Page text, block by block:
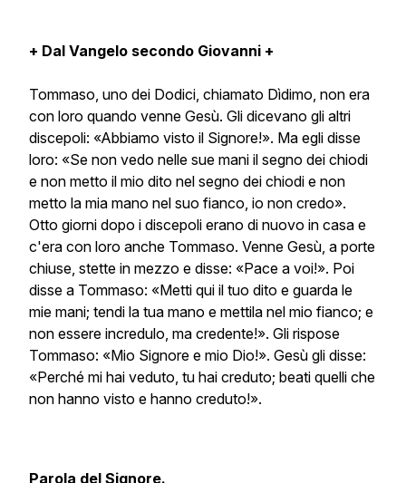
+ Dal Vangelo secondo Giovanni +
Tommaso, uno dei Dodici, chiamato Dìdimo, non era
con loro quando venne Gesù. Gli dicevano gli altri
discepoli: «Abbiamo visto il Signore!». Ma egli disse
loro: «Se non vedo nelle sue mani il segno dei chiodi
e non metto il mio dito nel segno dei chiodi e non
metto la mia mano nel suo fianco, io non credo».
Otto giorni dopo i discepoli erano di nuovo in casa e
c'era con loro anche Tommaso. Venne Gesù, a porte
chiuse, stette in mezzo e disse: «Pace a voi!». Poi
disse a Tommaso: «Metti qui il tuo dito e guarda le
mie mani; tendi la tua mano e mettila nel mio fianco; e
non essere incredulo, ma credente!». Gli rispose
Tommaso: «Mio Signore e mio Dio!». Gesù gli disse:
«Perché mi hai veduto, tu hai creduto; beati quelli che
non hanno visto e hanno creduto!».
Parola del Signore.